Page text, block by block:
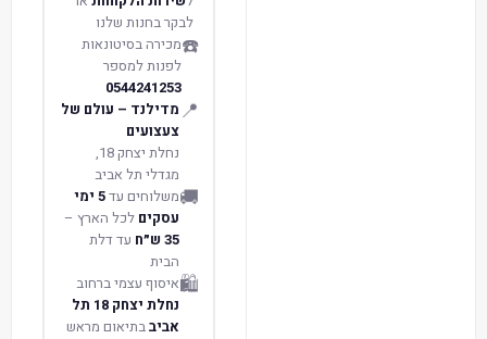
לבקר בחנות שלנו
☎️מכירה בסיטונאות
לפנות למספר
0544241253
📍 מדילנד – עולם של
צעצועים
נחלת יצחק 18,
מגדלי תל אביב
🚚משלוחים עד 5 ימי
עסקים לכל הארץ –
35 ש״ח
עד דלת
הבית
🛍️איסוף עצמי ברחוב
נחלת יצחק 18 תל
אביבבתיאום מראש